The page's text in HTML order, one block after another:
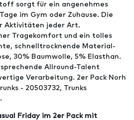
sorgt für ein angenehmes
im Gym oder Zuhause. Die
Aktivitäten jeder Art.
Tragekomfort und ein tolles
schnelltrocknende Material-
30% Baumwolle, 5% Elasthan.
Allround-Talent
Verarbeitung. 2er Pack Norh
- 20503732, Trunks
Friday im 2er Pack mit